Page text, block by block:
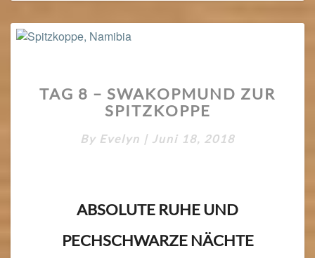
8
–
ZUR
TAG 8 – SWAKOPMUND ZUR
SPITZKOPPE
By Evelyn | Juni 18, 2018
ABSOLUTE RUHE UND
PECHSCHWARZE NÄCHTE